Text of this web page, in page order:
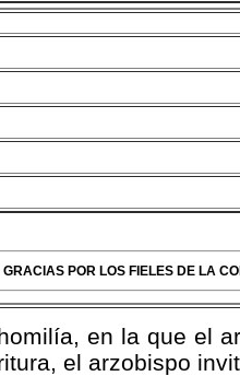
POR LOS FIELES DE LA
en la que el
el arzobispo